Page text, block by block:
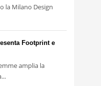
la Milano Design
Footprint e
amplia la